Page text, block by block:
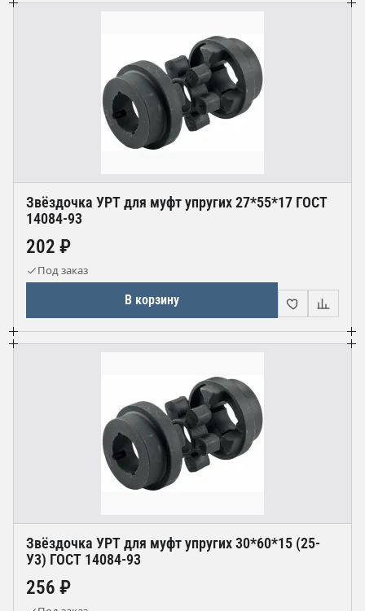
Звёздочка УРТ для муфт упругих 27*55*17 ГОСТ
14084-93
202 ₽
Под заказ
В корзину
Звёздочка УРТ для муфт упругих 30*60*15 (25-
У3) ГОСТ 14084-93
256 ₽